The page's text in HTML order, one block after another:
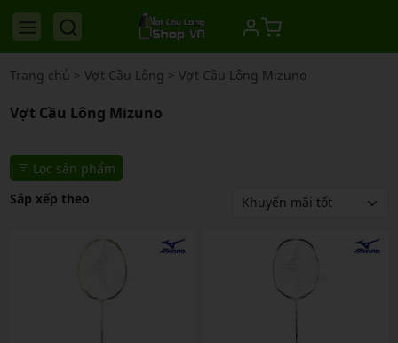
Trang chủ > Vợt Cầu Lông > Vợt Cầu Lông Mizuno
Vợt Cầu Lông Mizuno
Lọc sản phẩm
Sắp xếp theo